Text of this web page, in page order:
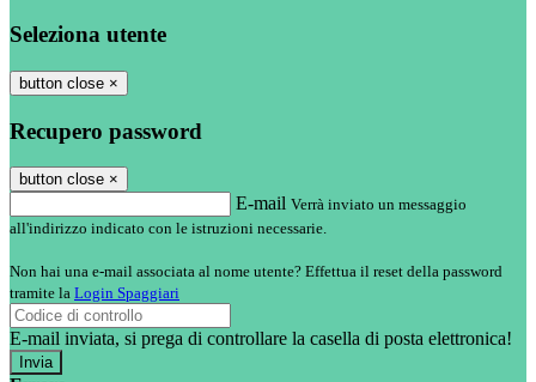
Seleziona utente
button close ×
Recupero password
button close ×
E-mail Verrà inviato un messaggio
all'indirizzo indicato con le istruzioni necessarie.
Non hai una e-mail associata al nome utente? Effettua il reset della password
tramite la Login Spaggiari
E-mail inviata, si prega di controllare la casella di posta elettronica!